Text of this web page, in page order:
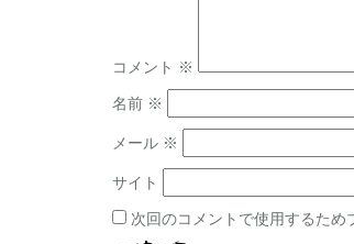
コメント ※
名前 ※
メール ※
サイト
次回のコメントで使用するため